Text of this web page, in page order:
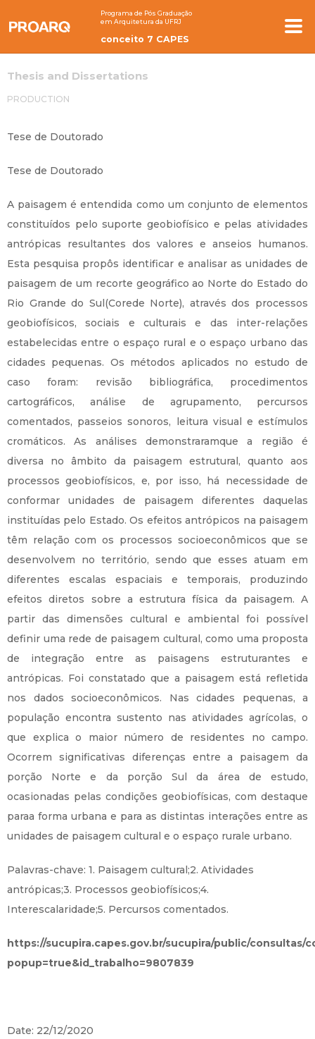
Programa de Pós Graduação
em Arquitetura da UFRJ
conceito 7 CAPES
Thesis and Dissertations
PRODUCTION
Tese de Doutorado
Tese de Doutorado
A paisagem é entendida como um conjunto de elementos
constituídos pelo suporte geobiofísico e pelas atividades
antrópicas resultantes dos valores e anseios humanos.
Esta pesquisa propôs identificar e analisar as unidades de
paisagem de um recorte geográfico ao Norte do Estado do
Rio Grande do Sul(Corede Norte), através dos processos
geobiofísicos, sociais e culturais e das inter-relações
estabelecidas entre o espaço rural e o espaço urbano das
cidades pequenas. Os métodos aplicados no estudo de
caso foram: revisão bibliográfica, procedimentos
cartográficos, análise de agrupamento, percursos
comentados, passeios sonoros, leitura visual e estímulos
cromáticos. As análises demonstraramque a região é
diversa no âmbito da paisagem estrutural, quanto aos
processos geobiofísicos, e, por isso, há necessidade de
conformar unidades de paisagem diferentes daquelas
instituídas pelo Estado. Os efeitos antrópicos na paisagem
têm relação com os processos socioeconômicos que se
desenvolvem no território, sendo que esses atuam em
diferentes escalas espaciais e temporais, produzindo
efeitos diretos sobre a estrutura física da paisagem. A
partir das dimensões cultural e ambiental foi possível
definir uma rede de paisagem cultural, como uma proposta
de integração entre as paisagens estruturantes e
antrópicas. Foi constatado que a paisagem está refletida
nos dados socioeconômicos. Nas cidades pequenas, a
população encontra sustento nas atividades agrícolas, o
que explica o maior número de residentes no campo.
Ocorrem significativas diferenças entre a paisagem da
porção Norte e da porção Sul da área de estudo,
ocasionadas pelas condições geobiofísicas, com destaque
paraa forma urbana e para as distintas interações entre as
unidades de paisagem cultural e o espaço rurale urbano.
Palavras-chave: 1. Paisagem cultural;2. Atividades
antrópicas;3. Processos geobiofísicos;4.
Interescalaridade;5. Percursos comentados.
https://sucupira.capes.gov.br/sucupira/public/
popup=true&id_trabalho=9807839
Date: 22/12/2020